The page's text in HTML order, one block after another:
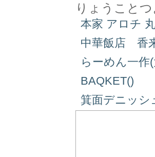
りょうこと
本家 アロチ
中華飯店 香
らーめん一作
BAQKET()
箕面デニッシ